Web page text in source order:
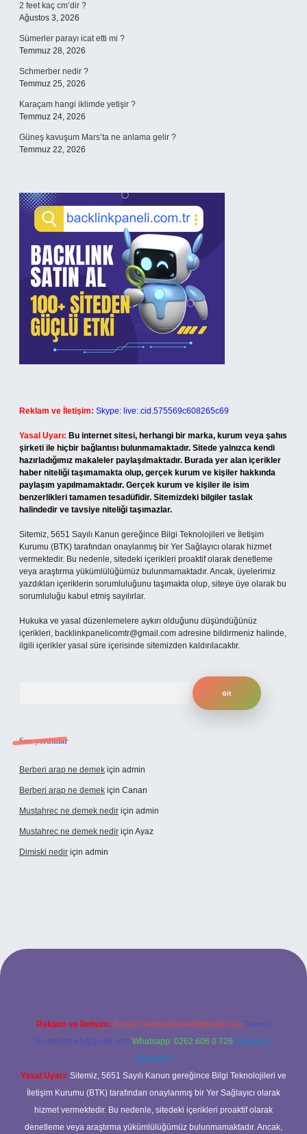
2 feet kaç cm’dir ?
Ağustos 3, 2026
Sümerler parayı icat etti mi ?
Temmuz 28, 2026
Schmerber nedir ?
Temmuz 25, 2026
Karaçam hangi iklimde yetişir ?
Temmuz 24, 2026
Güneş kavuşum Mars’ta ne anlama gelir ?
Temmuz 22, 2026
Reklam ve İletişim: Skype: live:.cid.575569c608265c69
Yasal Uyarı: Bu internet sitesi, herhangi bir marka, kurum veya şahıs
şirketi ile hiçbir bağlantısı bulunmamaktadır. Sitede yalnızca kendi
hazırladığımız makaleler paylaşılmaktadır. Burada yer alan içerikler
haber niteliği taşımamakta olup, gerçek kurum ve kişiler hakkında
paylaşım yapılmamaktadır. Gerçek kurum ve kişiler ile isim
benzerlikleri tamamen tesadüfidir. Sitemizdeki bilgiler taslak
halindedir ve tavsiye niteliği taşımazlar.
Sitemiz, 5651 Sayılı Kanun gereğince Bilgi Teknolojileri ve İletişim
Kurumu (BTK) tarafından onaylanmış bir Yer Sağlayıcı olarak hizmet
vermektedir. Bu nedenle, sitedeki içerikleri proaktif olarak denetleme
veya araştırma yükümlülüğümüz bulunmamaktadır. Ancak, üyelerimiz
yazdıkları içeriklerin sorumluluğunu taşımakta olup, siteye üye olarak bu
sorumluluğu kabul etmiş sayılırlar.
Hukuka ve yasal düzenlemelere aykırı olduğunu düşündüğünüz
içerikleri, backlinkpanelicomtr@gmail.com adresine bildirmeniz halinde,
ilgili içerikler yasal süre içerisinde sitemizden kaldırılacaktır.
Son yorumlar
Berberi arap ne demek için admin
Berberi arap ne demek için Canan
Mustahrec ne demek nedir için admin
Mustahrec ne demek nedir için Ayaz
Dimiski nedir için admin
tulipbett.net/
Reklam ve İletişim: E-mail: backlinkpaneli@gmail.com Teams:
forumhizmeti@gmail.com Whatsapp: 0262 606 0 726 Telegram:
@karabul
Yasal Uyarı: Sitemiz, 5651 Sayılı Kanun gereğince Bilgi Teknolojileri ve
İletişim Kurumu (BTK) tarafından onaylanmış bir Yer Sağlayıcı olarak
hizmet vermektedir. Bu nedenle, sitedeki içerikleri proaktif olarak
denetleme veya araştırma yükümlülüğümüz bulunmamaktadır. Ancak,